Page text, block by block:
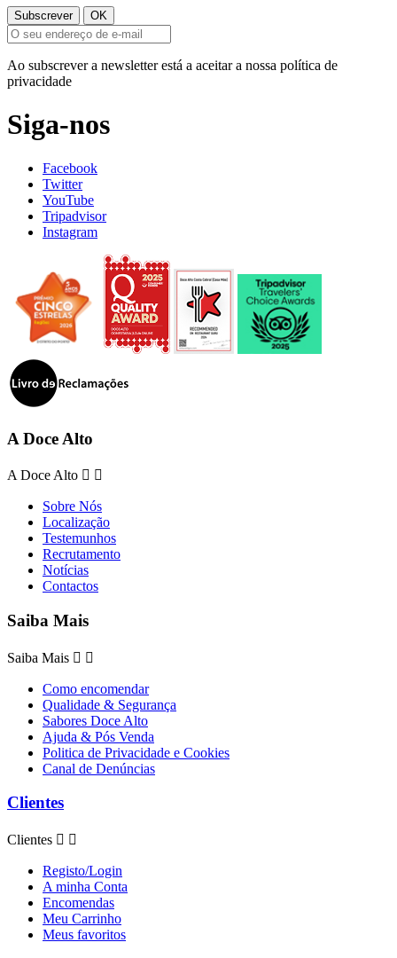
Ao subscrever a newsletter está a aceitar a nossa política de
privacidade
Siga-nos
Facebook
Twitter
YouTube
Tripadvisor
Instagram
A Doce Alto
A Doce Alto  
Sobre Nós
Localização
Testemunhos
Recrutamento
Notícias
Contactos
Saiba Mais
Saiba Mais  
Como encomendar
Qualidade & Segurança
Sabores Doce Alto
Ajuda & Pós Venda
Politica de Privacidade e Cookies
Canal de Denúncias
Clientes
Clientes  
Registo/Login
A minha Conta
Encomendas
Meu Carrinho
Meus favoritos